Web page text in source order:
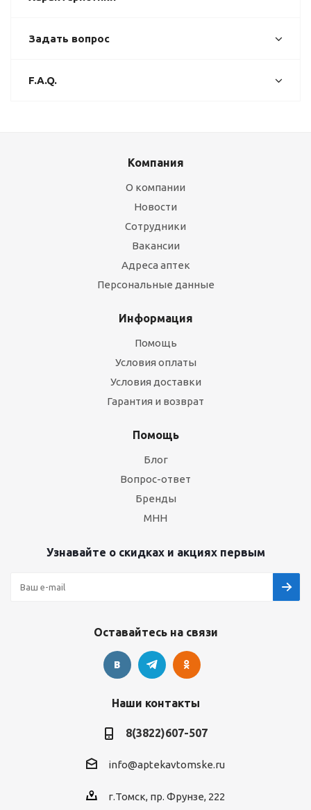
Задать вопрос
F.A.Q.
Компания
О компании
Новости
Сотрудники
Вакансии
Адреса аптек
Персональные данные
Информация
Помощь
Условия оплаты
Условия доставки
Гарантия и возврат
Помощь
Блог
Вопрос-ответ
Бренды
МНН
Узнавайте о скидках и акциях первым
Оставайтесь на связи
Наши контакты
8(3822)607-507
info@aptekavtomske.ru
г.Томск, пр. Фрунзе, 222